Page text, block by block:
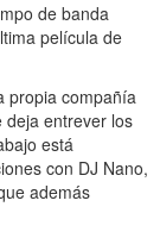
de banda
película de
propia compañía
deja entrever los
está
con DJ Nano,
además